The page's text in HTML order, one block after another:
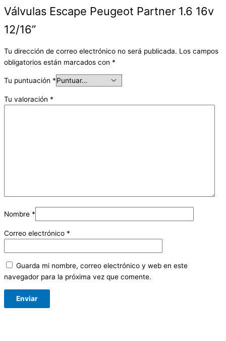
Válvulas Escape Peugeot Partner 1.6 16v
12/16”
Tu dirección de correo electrónico no será publicada. Los campos
obligatorios están marcados con *
Tu puntuación *
Tu valoración *
Nombre *
Correo electrónico *
Guarda mi nombre, correo electrónico y web en este
navegador para la próxima vez que comente.